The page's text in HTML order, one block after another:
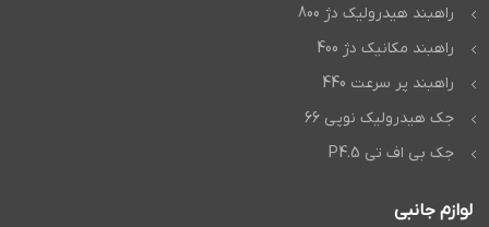
راهبند هیدرولیک دژ 800
راهبند مکانیک دژ 400
راهبند پر سرعت 440
جک هیدرولیک نوپی 66
جک بی اف تی P4.5
لوازم جانبی